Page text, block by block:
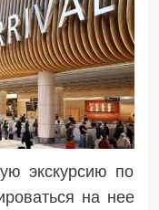
экскурсию по
на нее